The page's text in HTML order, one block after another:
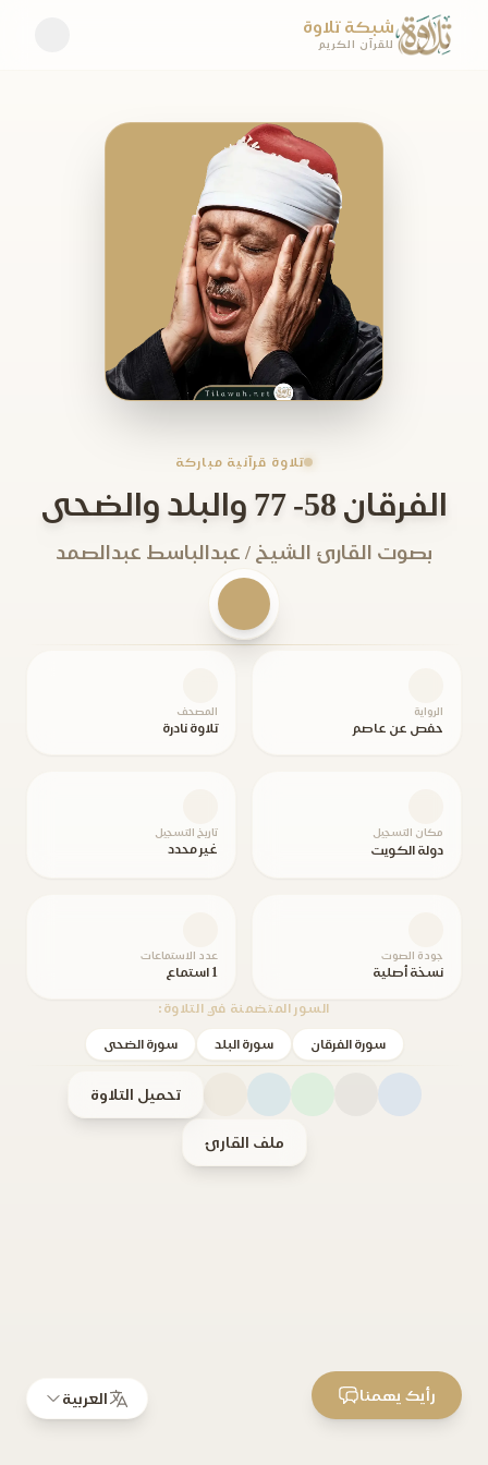
شبكة تلاوة
للقرآن الكريم
تلاوة قرآنية مباركة
الفرقان 58- 77 والبلد والضحى
بصوت القارئ الشيخ / عبدالباسط عبدالصمد
الرواية
حفص عن عاصم
المصحف
تلاوة نادرة
مكان التسجيل
دولة الكويت
تاريخ التسجيل
غير محدد
جودة الصوت
نسخة أصلية
عدد الاستماعات
1 استماع
السور المتضمنة في التلاوة:
سورة الفرقان سورة البلد سورة الضحى
تحميل التلاوة
ملف القارئ
العربية رأيك يهمنا